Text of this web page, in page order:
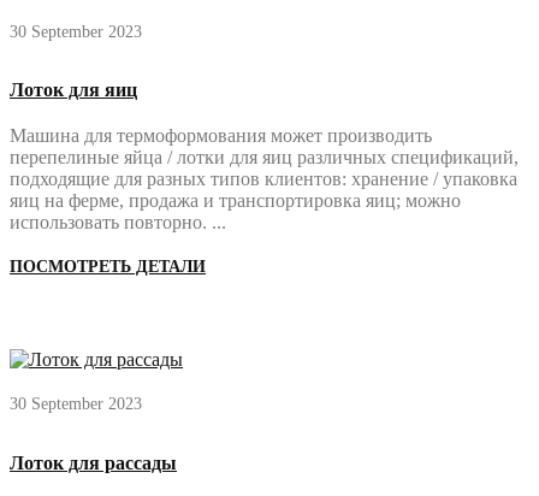
30 September 2023
Лоток для яиц
Машина для термоформования может производить
перепелиные яйца / лотки для яиц различных спецификаций,
подходящие для разных типов клиентов: хранение / упаковка
яиц на ферме, продажа и транспортировка яиц; можно
использовать повторно. ...
ПОСМОТРЕТЬ ДЕТАЛИ
30 September 2023
Лоток для рассады